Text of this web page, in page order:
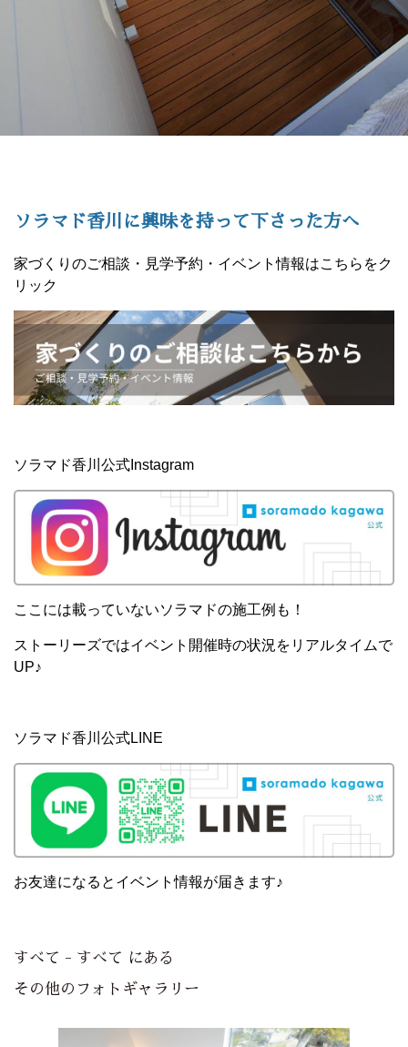
ソラマド香川に興味を持って下さった方へ
家づくりのご相談・見学予約・イベント情報はこちらをク
リック
ソラマド香川公式Instagram
ここには載っていないソラマドの施工例も！
ストーリーズではイベント開催時の状況をリアルタイムで
UP♪
ソラマド香川公式LINE
お友達になるとイベント情報が届きます♪
すべて - すべて にある
その他のフォトギャラリー